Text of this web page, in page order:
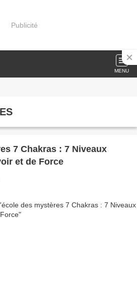
Publicité
MENU
7 Chakras : 7 Niveaux
et de Force